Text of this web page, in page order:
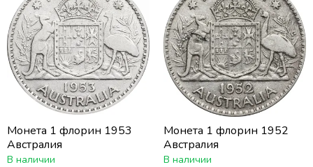
Монета 1 флорин 1953
Австралия
В наличии
Монета 1 флорин 1952
Австралия
В наличии